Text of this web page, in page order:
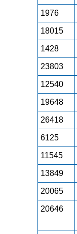
1976
18015
1428
23803
12540
19648
26418
6125
11545
13849
20065
20646